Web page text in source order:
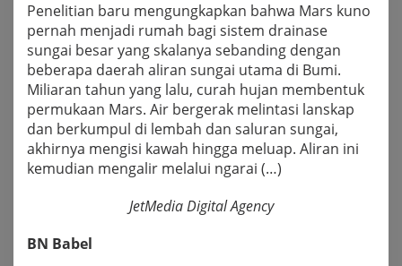
Penelitian baru mengungkapkan bahwa Mars kuno
pernah menjadi rumah bagi sistem drainase
sungai besar yang skalanya sebanding dengan
beberapa daerah aliran sungai utama di Bumi.
Miliaran tahun yang lalu, curah hujan membentuk
permukaan Mars. Air bergerak melintasi lanskap
dan berkumpul di lembah dan saluran sungai,
akhirnya mengisi kawah hingga meluap. Aliran ini
kemudian mengalir melalui ngarai (…)
JetMedia Digital Agency
BN Babel